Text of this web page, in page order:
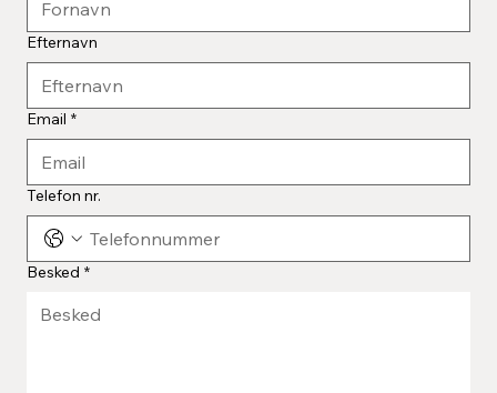
Efternavn
Email *
Telefon nr.
Besked *